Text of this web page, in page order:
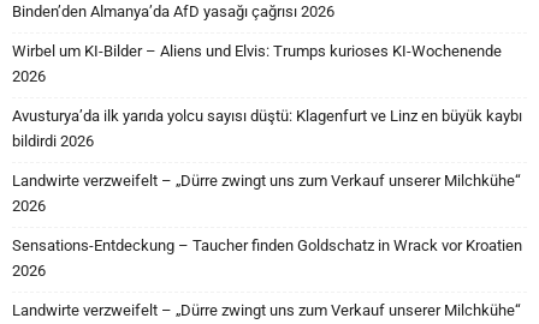
Binden’den Almanya’da AfD yasağı çağrısı 2026
Wirbel um KI-Bilder – Aliens und Elvis: Trumps kurioses KI-Wochenende
2026
Avusturya’da ilk yarıda yolcu sayısı düştü: Klagenfurt ve Linz en büyük kaybı
bildirdi 2026
Landwirte verzweifelt – „Dürre zwingt uns zum Verkauf unserer Milchkühe“
2026
Sensations-Entdeckung – Taucher finden Goldschatz in Wrack vor Kroatien
2026
Landwirte verzweifelt – „Dürre zwingt uns zum Verkauf unserer Milchkühe“